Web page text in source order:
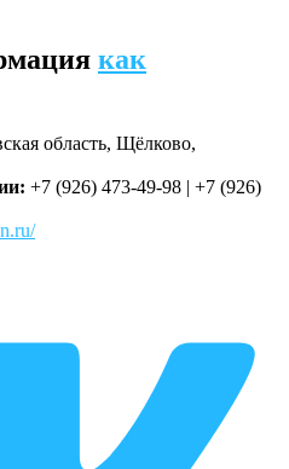
как
область, Щёлково,
+7 (926) 473-49-98 | +7 (926)